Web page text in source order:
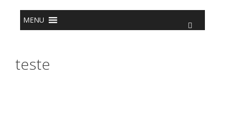
conteúdo
MENU
teste